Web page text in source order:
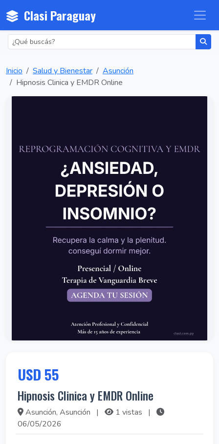
Clasi Paraguay
Inicio Salud y Bienestar
Asunción
Hipnosis Clinica y EMDR Online
USD 55
Hipnosis Clinica y EMDR Online
Asunción, Asunción | 1 vistas
|
06/05/2026